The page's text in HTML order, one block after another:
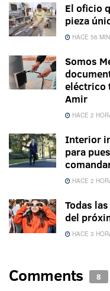
El oficio
pieza
HACE 56
Somos
eléctrico
Amir
HACE 2
Interior
para
HACE 2
Todas
del
HACE 3
Comments 8